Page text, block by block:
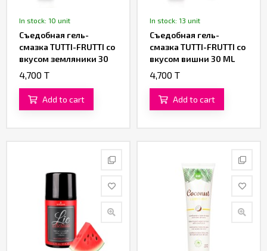
In stock: 10 unit
Съедобная гель-
смазка TUTTI-FRUTTI со
вкусом земляники 30
ML
4,700 T
Add to cart
In stock: 13 unit
Съедобная гель-
смазка TUTTI-FRUTTI со
вкусом вишни 30 ML
4,700 T
Add to cart